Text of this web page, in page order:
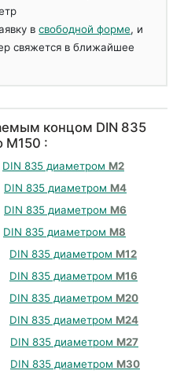
всвободной форме, и
свяжется в ближайшее
концом DIN 835
М150 :
DIN 835 диаметром М2
DIN 835 диаметром М4
DIN 835 диаметром М6
DIN 835 диаметром М8
DIN 835 диаметром М12
DIN 835 диаметром М16
DIN 835 диаметром М20
DIN 835 диаметром М24
DIN 835 диаметром М27
DIN 835 диаметром М30